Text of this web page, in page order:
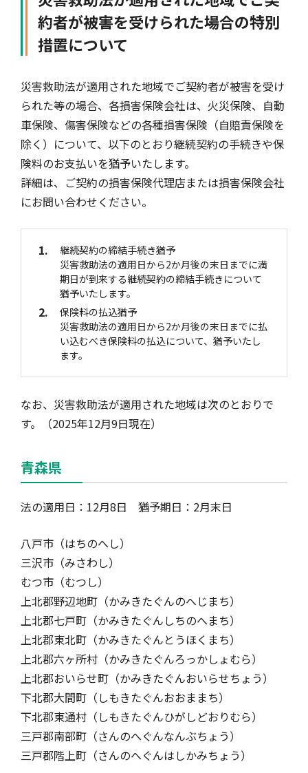
約者が被害を受けられた場合の特別
措置について
災害救助法が適用された地域でご契約者が被害を受け
られた等の場合、各損害保険会社は、火災保険、自動
車保険、傷害保険などの各種損害保険（自賠責保険を
除く）について、以下のとおり継続契約の手続きや保
険料のお支払いを猶予いたします。
詳細は、ご契約の損害保険代理店または損害保険会社
にお問い合わせください。
1.
継続契約の締結手続き猶予
災害救助法の適用日から2か月後の末日までに満
期日が到来する継続契約の締結手続きについて
猶予いたします。
2.
保険料の払込猶予
災害救助法の適用日から2か月後の末日までに払
い込むべき保険料の払込について、猶予いたし
ます。
なお、災害救助法が適用された地域は次のとおりで
す。（2025年12月9日現在）
青森県
法の適用日：12月8日 猶予期日：2月末日
八戸市（はちのへし）
三沢市（みさわし）
むつ市（むつし）
上北郡野辺地町（かみきたぐんのへじまち）
上北郡七戸町（かみきたぐんしちのへまち）
上北郡東北町（かみきたぐんとうほくまち）
上北郡六ヶ所村（かみきたぐんろっかしょむら）
上北郡おいらせ町（かみきたぐんおいらせちょう）
下北郡大間町（しもきたぐんおおままち）
下北郡東通村（しもきたぐんひがしどおりむら）
三戸郡南部町（さんのへぐんなんぶちょう）
三戸郡階上町（さんのへぐんはしかみちょう）